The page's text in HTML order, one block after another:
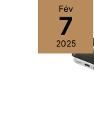
Fév
7
2025